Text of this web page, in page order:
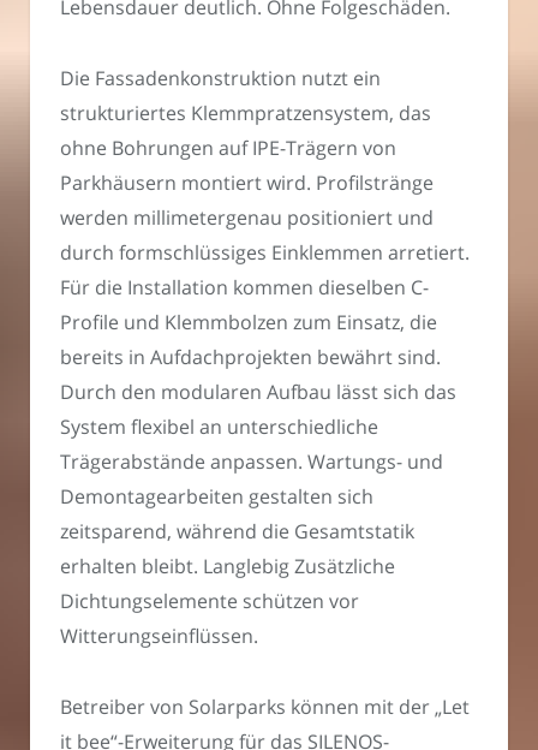
Lebensdauer deutlich. Ohne Folgeschäden.
Die Fassadenkonstruktion nutzt ein
strukturiertes Klemmpratzensystem, das
ohne Bohrungen auf IPE-Trägern von
Parkhäusern montiert wird. Profilstränge
werden millimetergenau positioniert und
durch formschlüssiges Einklemmen arretiert.
Für die Installation kommen dieselben C-
Profile und Klemmbolzen zum Einsatz, die
bereits in Aufdachprojekten bewährt sind.
Durch den modularen Aufbau lässt sich das
System flexibel an unterschiedliche
Trägerabstände anpassen. Wartungs- und
Demontagearbeiten gestalten sich
zeitsparend, während die Gesamtstatik
erhalten bleibt. Langlebig Zusätzliche
Dichtungselemente schützen vor
Witterungseinflüssen.
Betreiber von Solarparks können mit der „Let
it bee“-Erweiterung für das SILENOS-